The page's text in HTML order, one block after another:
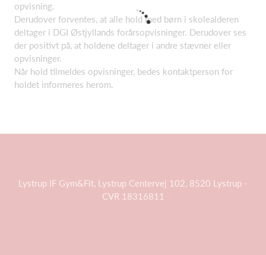
opvisning.
Derudover forventes, at alle hold med børn i skolealderen
deltager i DGI Østjyllands forårsopvisninger. Derudover ses
der positivt på, at holdene deltager i andre stævner eller
opvisninger.
Når hold tilmeldes opvisninger, bedes kontaktperson for
holdet informeres herom.
Lystrup IF Gym&Fit, Lystrup Centervej 102, 8520 Lystrup -
CVR 18316811